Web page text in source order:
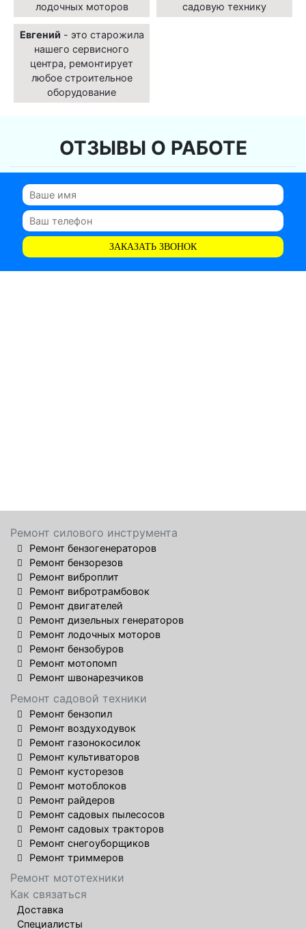
лодочных моторов
садовую технику
Евгений - это старожила
нашего сервисного
центра, ремонтирует
любое строительное
оборудование
ОТЗЫВЫ О РАБОТЕ
ЗАКАЗАТЬ ЗВОНОК
Ремонт силового инструмента
Ремонт бензогенераторов
Ремонт бензорезов
Ремонт виброплит
Ремонт вибротрамбовок
Ремонт двигателей
Ремонт дизельных генераторов
Ремонт лодочных моторов
Ремонт бензобуров
Ремонт мотопомп
Ремонт швонарезчиков
Ремонт садовой техники
Ремонт бензопил
Ремонт воздуходувок
Ремонт газонокосилок
Ремонт культиваторов
Ремонт кусторезов
Ремонт мотоблоков
Ремонт райдеров
Ремонт садовых пылесосов
Ремонт садовых тракторов
Ремонт снегоуборщиков
Ремонт триммеров
Ремонт мототехники
Как связаться
Доставка
Специалисты